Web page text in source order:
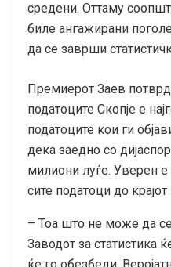
средени. Оттаму
биле ангажирани
да се заврши
Премиерот Заев
податоците Скопје е
податоците кои ги
дека заедно со
милиони луѓе. Уверен
сите податоци до крајот
– Тоа што не може да се
Заводот за статистика